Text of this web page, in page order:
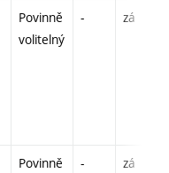
Povinně
volitelný
- zá
Povinně
- zá